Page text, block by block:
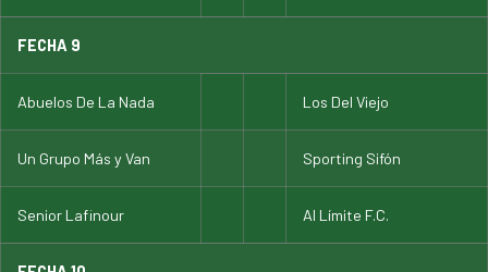
FECHA 9
Abuelos De La Nada Los Del Viejo
Un Grupo Más y Van Sporting Sifón
Senior Lafinour Al Límite F.C.